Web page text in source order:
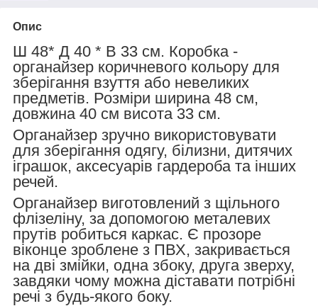
Опис
Ш 48* Д 40 * В 33 см. Коробка -
органайзер коричневого кольору для
зберігання взуття або невеликих
предметів. Розміри ширина 48 см,
довжина 40 см висота 33 см.
Органайзер зручно використовувати
для зберігання одягу, білизни, дитячих
іграшок, аксесуарів гардероба та інших
речей.
Органайзер виготовлений з щільного
флізеліну, за допомогою металевих
прутів робиться каркас. Є прозоре
віконце зроблене з ПВХ, закривається
на дві змійки, одна збоку, друга зверху,
завдяки чому можна діставати потрібні
речі з будь-якого боку.